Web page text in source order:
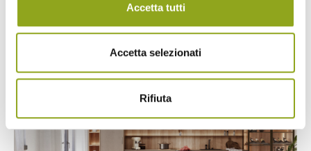
Accetta tutti
Accetta selezionati
Rifiuta
Quadrilocale